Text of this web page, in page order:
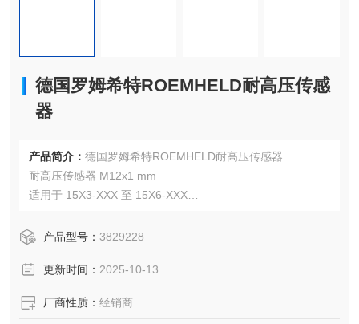
德国罗姆希特ROEMHELD耐高压传感
器
产品简介： 德国罗姆希特ROEMHELD耐高压传感器
耐高压传感器 M12x1 mm
适用于 15X3-XXX 至 15X6-XXX
产品型号： 3829228
更新时间： 2025-10-13
厂商性质： 经销商